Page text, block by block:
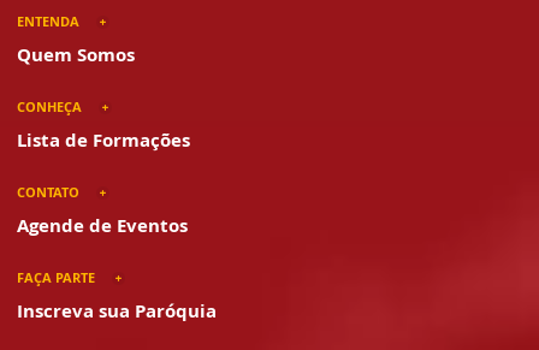
ENTENDA
Quem Somos
CONHEÇA
Lista de Formações
CONTATO
Agende de Eventos
FAÇA PARTE
Inscreva sua Paróquia